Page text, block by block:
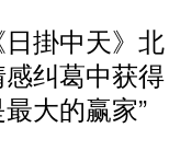
掛中天》北
纠葛中获得
大的赢家”